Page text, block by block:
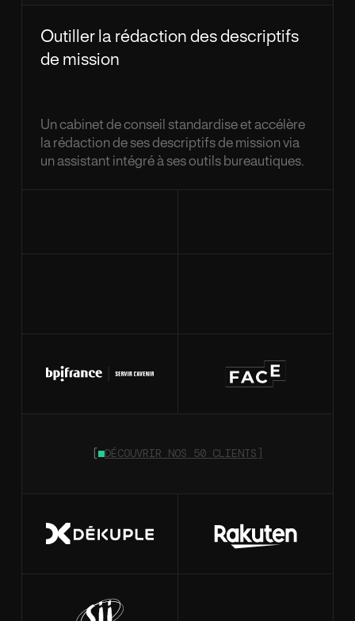
Outiller la rédaction des descriptifs
de mission
Un cabinet de conseil standardise et accélère
la rédaction de ses descriptifs de mission via
un assistant intégré à ses outils bureautiques.
[ DÉCOUVRIR NOS 50 CLIENTS]